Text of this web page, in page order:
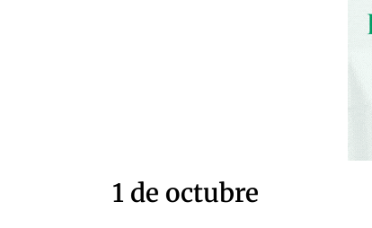
1 de octubre